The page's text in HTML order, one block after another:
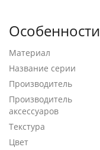
Особенности
Материал
Название серии
Производитель
Производитель
аксессуаров
Текстура
Цвет